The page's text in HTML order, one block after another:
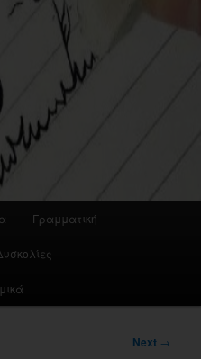
Γραμματική
Next →